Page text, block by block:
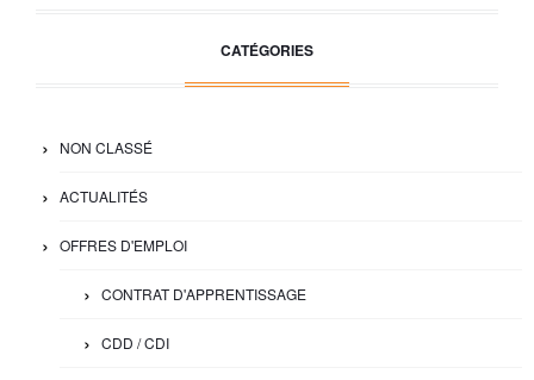
CATÉGORIES
NON CLASSÉ
ACTUALITÉS
OFFRES D'EMPLOI
CONTRAT D'APPRENTISSAGE
CDD / CDI